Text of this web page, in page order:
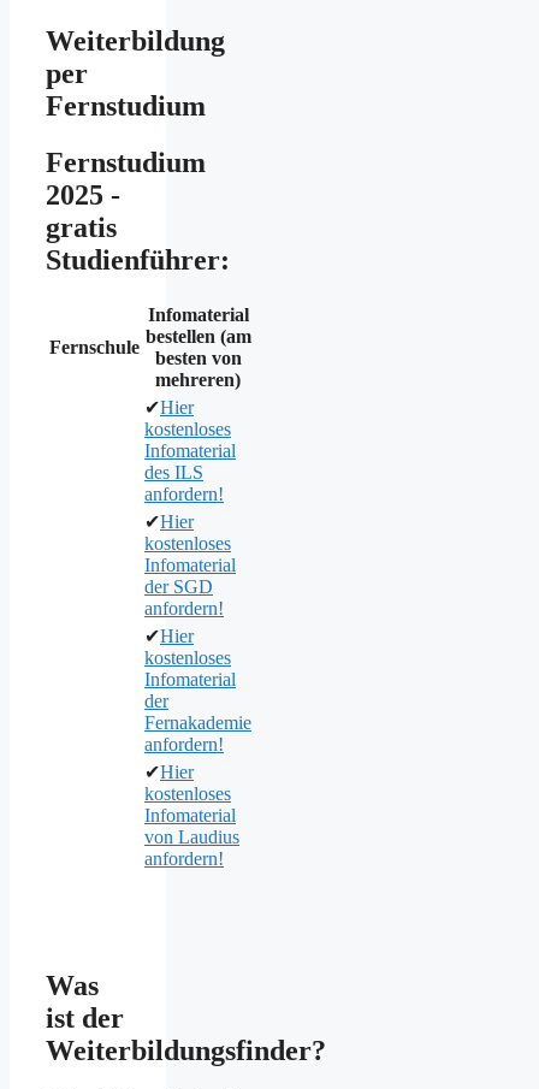
Weiterbildung
per
Fernstudium
Fernstudium
2025 -
gratis
Studienführer:
Fernschule
Infomaterial
bestellen (am
besten von
mehreren)
✔Hier
kostenloses
Infomaterial
des ILS
anfordern!
✔Hier
kostenloses
Infomaterial
der SGD
anfordern!
✔Hier
kostenloses
Infomaterial
der
Fernakademie
anfordern!
✔Hier
kostenloses
Infomaterial
von Laudius
anfordern!
Was
ist der
Weiterbildungsfinder?